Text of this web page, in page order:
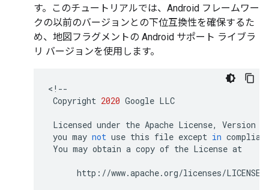
す。このチュートリアルでは、Android フレームワー
クの以前のバージョンとの下位互換性を確保するた
め、地図フラグメントの Android サポート ライブラ
リ バージョンを使用します。
< !--
Copyright 2020 Google LLC
Licensed under the Apache License, Version
you may not use this file except in
You may obtain a copy of the License at
http : //www.apache.org/licenses/LICENSE